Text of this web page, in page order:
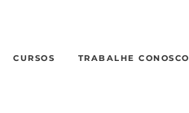
CURSOS TRABALHE CONOSCO